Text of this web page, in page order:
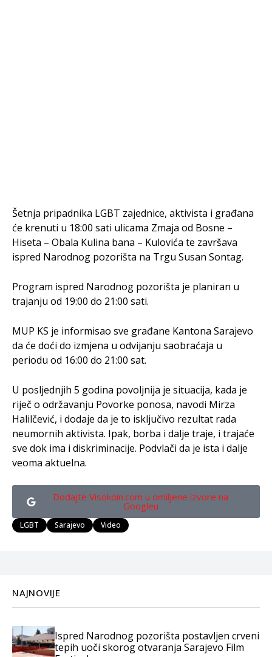
Šetnja pripadnika LGBT zajednice, aktivista i građana
će krenuti u 18:00 sati ulicama Zmaja od Bosne –
Hiseta – Obala Kulina bana – Kulovića te završava
ispred Narodnog pozorišta na Trgu Susan Sontag.
Program ispred Narodnog pozorišta je planiran u
trajanju od 19:00 do 21:00 sati.
MUP KS je informisao sve građane Kantona Sarajevo
da će doći do izmjena u odvijanju saobraćaja u
periodu od 16:00 do 21:00 sat.
U posljednjih 5 godina povoljnija je situacija, kada je
riječ o održavanju Povorke ponosa, navodi Mirza
Halilčević, i dodaje da je to isključivo rezultat rada
neumornih aktivista. Ipak, borba i dalje traje, i trajaće
sve dok ima i diskriminacije. Podvlači da je ista i dalje
veoma aktuelna.
Dodajte Visokoin.com u omiljene izvore na
Googleu
LGBT Sarajevo Video
NAJNOVIJE
Ispred Narodnog pozorišta postavljen crveni
tepih uoči skorog otvaranja Sarajevo Film